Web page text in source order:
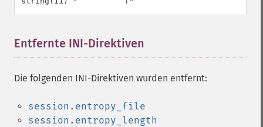
Entfernte INI-Direktiven
Die folgenden INI-Direktiven wurden entfernt:
session.entropy_file
session.entropy_length